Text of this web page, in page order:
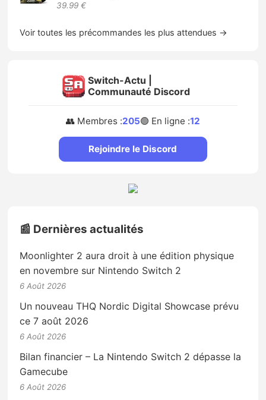
39.99 €
Voir toutes les précommandes les plus attendues →
Switch-Actu |
Communauté Discord
👥 Membres :205🟢 En ligne :12
Rejoindre le Discord
📰 Dernières actualités
Moonlighter 2 aura droit à une édition physique
en novembre sur Nintendo Switch 2
6 Août 2026
Un nouveau THQ Nordic Digital Showcase prévu
ce 7 août 2026
6 Août 2026
Bilan financier – La Nintendo Switch 2 dépasse la
Gamecube
6 Août 2026